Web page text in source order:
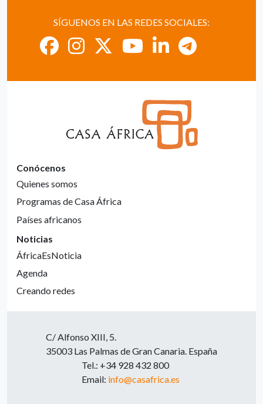
SÍGUENOS EN LAS REDES SOCIALES:
Conócenos
Quienes somos
Programas de Casa África
Países africanos
Noticias
ÁfricaEsNoticia
Agenda
Creando redes
C/ Alfonso XIII, 5.
35003 Las Palmas de Gran Canaria. España
Tel.: +34 928 432 800
Email: info@casafrica.es